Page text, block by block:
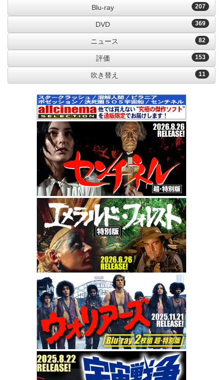
207
Blu-ray
369
DVD
82
ニュース
153
評価
11
吹き替え